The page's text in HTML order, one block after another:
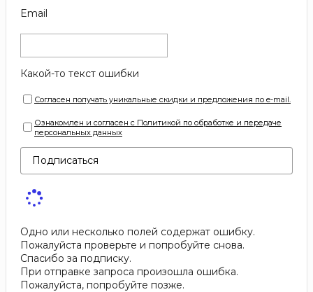
Email
Какой-то текст ошибки
Согласен получать уникальные скидки и предложения по e-mail.
Ознакомлен и согласен с Политикой по обработке и передаче
персональных данных
Подписаться
Одно или несколько полей содержат ошибку.
Пожалуйста проверьте и попробуйте снова.
Спасибо за подписку.
При отправке запроса произошла ошибка.
Пожалуйста, попробуйте позже.